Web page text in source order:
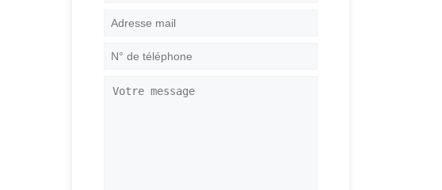
Adresse
N°
téléphone*
Votre